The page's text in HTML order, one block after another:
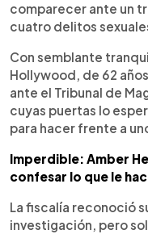
comparecer ante un
cuatro delitos
Con semblante
Hollywood, de 62
ante el Tribunal de
cuyas puertas lo
para hacer frente a
Imperdible: Amber
confesar lo que le
La fiscalía reconoció
investigación, pero